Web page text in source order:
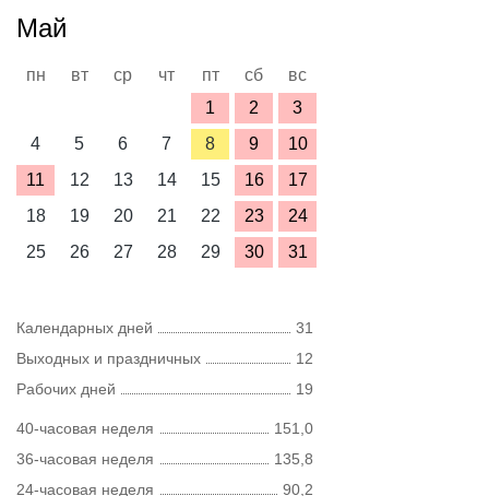
Май
пн вт ср чт пт сб
вс
1
2
3
4
5 6 7 8 9
10
11
12 13 14 15 16
17
18
19 20 21 22 23
24
25
26 27 28 29 30 31
Календарных дней
31
Выходных и праздничных
12
Рабочих дней
19
40-часовая неделя
151,0
36-часовая неделя
135,8
24-часовая неделя
90,2